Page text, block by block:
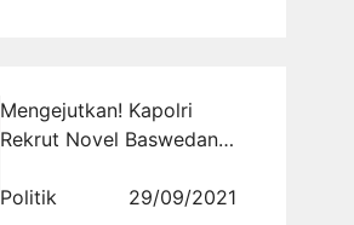
Mengejutkan! Kapolri
Rekrut Novel Baswedan
Politik
29/09/2021